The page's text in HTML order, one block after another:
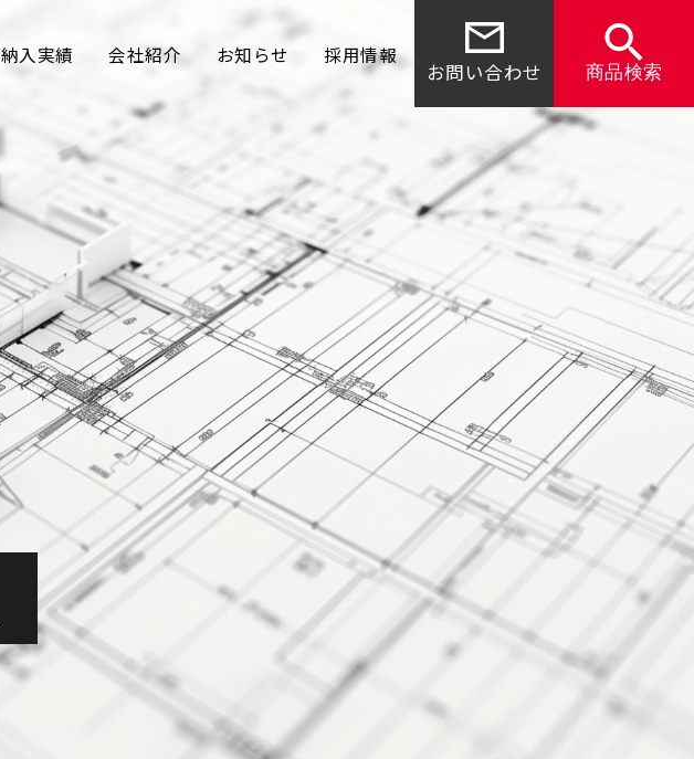
納入実績 会社紹介 お知らせ 採用情報
お問い合わせ 商品検索